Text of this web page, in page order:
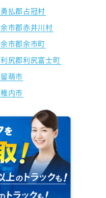
勇払郡占冠村
余市郡赤井川村
余市郡余市町
利尻郡利尻富士町
留萌市
稚内市